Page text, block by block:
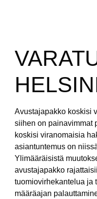
Avustajapakko koskisi
siihen on painavimmat
koskisi viranomaisia
asiantuntemus on
Ylimääräisistä
avustajapakko
tuomiovirhekantelua ja
määräajan